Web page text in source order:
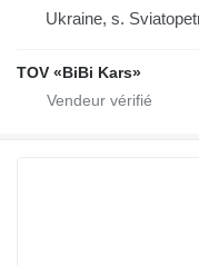
Ukraine, s.
TOV «BiBi Kars»